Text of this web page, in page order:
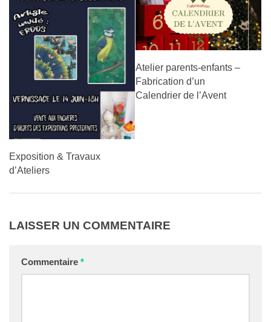
Exposition & Travaux
d’Ateliers
Atelier parents-enfants –
Fabrication d’un
Calendrier de l’Avent
LAISSER UN COMMENTAIRE
Commentaire *